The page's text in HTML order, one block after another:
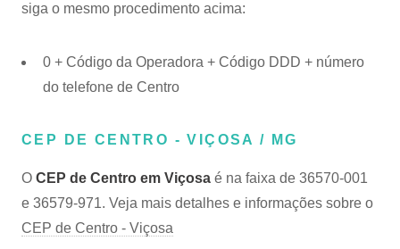
siga o mesmo procedimento acima:
0 + Código da Operadora + Código DDD + número
do telefone de Centro
CEP DE CENTRO - VIÇOSA / MG
O CEP de Centro em Viçosa é na faixa de 36570-001
e 36579-971. Veja mais detalhes e informações sobre o
CEP de Centro - Viçosa